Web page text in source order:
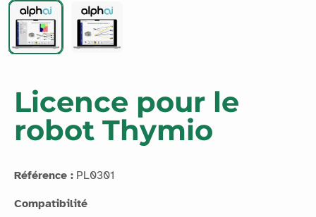
Licence pour le
robot Thymio
Référence : PL0301
Compatibilité